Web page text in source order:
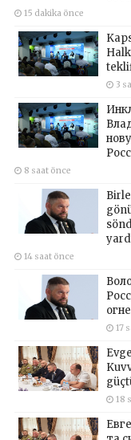
15 dakika önce
3
8 saat önce
14 saat önce
17
18